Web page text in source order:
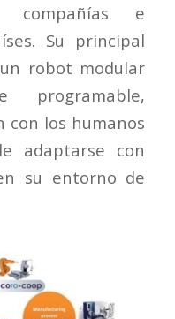
compañías e
Su principal
robot modular
programable,
con los humanos
adaptarse con
su entorno de